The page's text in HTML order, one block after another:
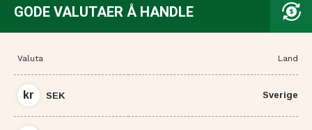
GODE VALUTAER Å HANDLE
Valuta Land
kr SEK Sverige